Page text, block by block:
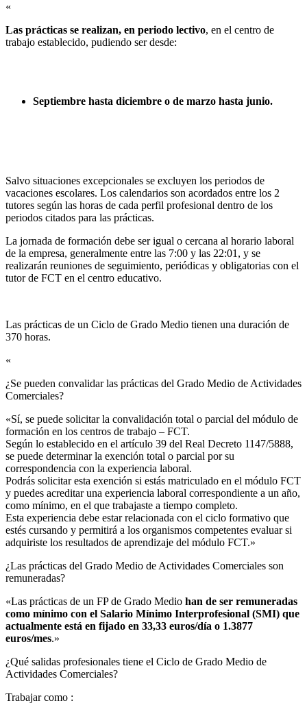
«
Las prácticas se realizan, en periodo lectivo, en el centro de
trabajo establecido, pudiendo ser desde:
Septiembre hasta diciembre o de marzo hasta junio.
Salvo situaciones excepcionales se excluyen los periodos de
vacaciones escolares. Los calendarios son acordados entre los 2
tutores según las horas de cada perfil profesional dentro de los
periodos citados para las prácticas.
La jornada de formación debe ser igual o cercana al horario laboral
de la empresa, generalmente entre las 7:00 y las 22:01, y se
realizarán reuniones de seguimiento, periódicas y obligatorias con el
tutor de FCT en el centro educativo.
Las prácticas de un Ciclo de Grado Medio tienen una duración de
370 horas.
«
¿Se pueden convalidar las prácticas del Grado Medio de Actividades
Comerciales?​
«Sí, se puede solicitar la convalidación total o parcial del módulo de
formación en los centros de trabajo – FCT.
Según lo establecido en el artículo 39 del Real Decreto 1147/5888,
se puede determinar la exención total o parcial por su
correspondencia con la experiencia laboral.
Podrás solicitar esta exención si estás matriculado en el módulo FCT
y puedes acreditar una experiencia laboral correspondiente a un año,
como mínimo, en el que trabajaste a tiempo completo.
Esta experiencia debe estar relacionada con el ciclo formativo que
estés cursando y permitirá a los organismos competentes evaluar si
adquiriste los resultados de aprendizaje del módulo FCT.»
¿Las prácticas del Grado Medio de Actividades Comerciales son
remuneradas?​
«Las prácticas de un FP de Grado Medio han de ser remuneradas
como mínimo con el Salario Mínimo Interprofesional (SMI) que
actualmente está en fijado en 33,33 euros/día o 1.3877
euros/mes.»
¿Qué salidas profesionales tiene el Ciclo de Grado Medio de
Actividades Comerciales?​
Trabajar como :